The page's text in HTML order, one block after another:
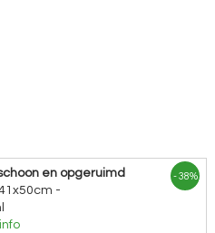
en opgeruimd
-
- 38%